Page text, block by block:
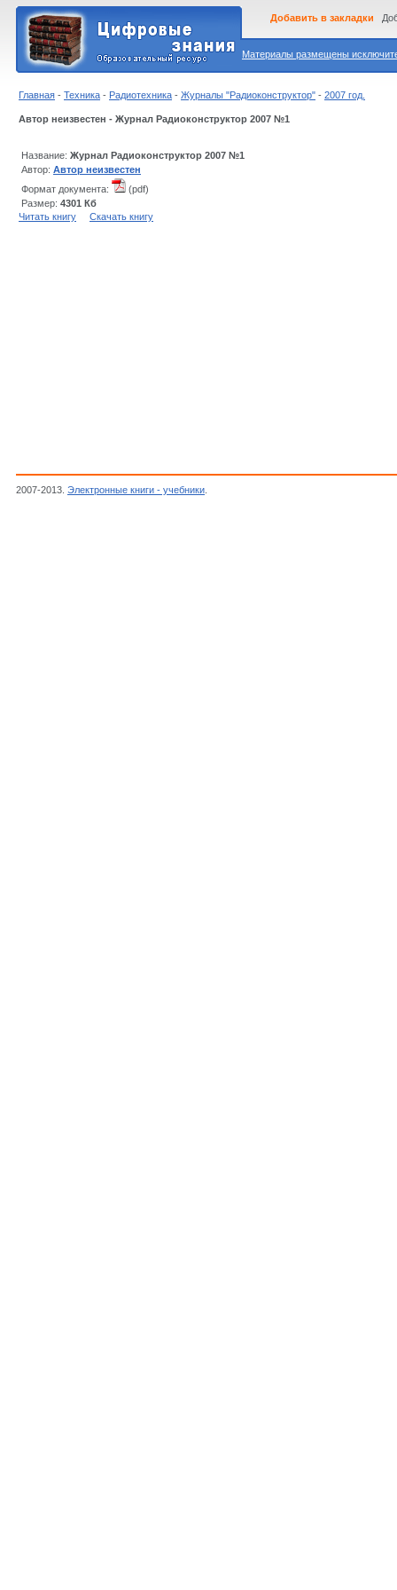
Материалы размещены
Добавить в закладки
Главная - Техника - Радиотехника - Журналы "Радиоконструктор" - 2007 год.
Автор неизвестен - Журнал Радиоконструктор 2007 №1
Название: Журнал Радиоконструктор 2007 №1
Автор: Автор неизвестен
Формат документа:
(pdf)
Размер: 4301 Кб
Читать книгу
Скачать книгу
2007-2013. Электронные книги - учебники